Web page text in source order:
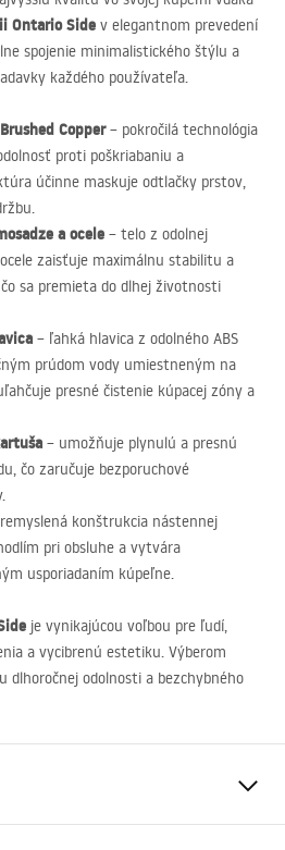
Ontario Side v elegantnom prevedení
spojenie minimalistického štýlu a
každého používateľa.
Brushed Copper– pokročilá technológia
proti poškriabaniu a
účinne maskuje odtlačky prstov,
a ocele – telo z odolnej
zaisťuje maximálnu stabilitu a
sa premieta do dlhej životnosti
– ľahká hlavica z odolného ABS
prúdom vody umiestneným na
presné čistenie kúpacej zóny a
– umožňuje plynulú a presnú
čo zaručuje bezporuchové
konštrukcia nástennej
pri obsluhe a vytvára
usporiadaním kúpeľne.
je vynikajúcou voľbou pre ľudí,
a vycibrenú estetiku. Výberom
odolnosti a bezchybného